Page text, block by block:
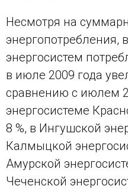
Несмотря на
энергопотребления,
энергосистем
в июле 2009 года
сравнению с июлем
энергосистеме
8 %, в Ингушской
Калмыцкой
Амурской
Чеченской